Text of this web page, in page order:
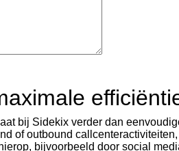
bij Sidekix verder dan
of outbound
bijvoorbeeld door social